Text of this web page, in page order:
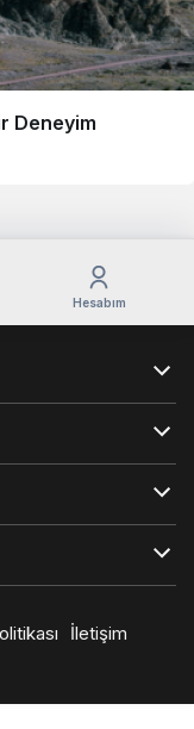
Deneyim
Hesabım
İletişim